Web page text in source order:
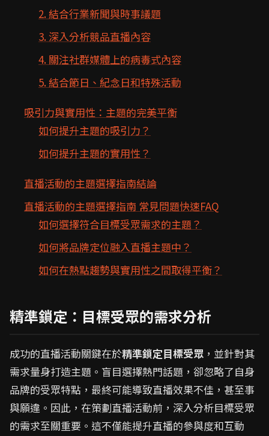
2. 結合行業新聞與時事議題
3. 深入分析競品直播內容
4. 關注社群媒體上的病毒式內容
5. 結合節日、紀念日和特殊活動
吸引力與實用性：主題的完美平衡
如何提升主題的吸引力？
如何提升主題的實用性？
直播活動的主題選擇指南結論
直播活動的主題選擇指南 常見問題快速FAQ
如何選擇符合目標受眾需求的主題？
如何將品牌定位融入直播主題中？
如何在熱點趨勢與實用性之間取得平衡？
精準鎖定：目標受眾的需求分析
成功的直播活動關鍵在於精準鎖定目標受眾 ，並針對其
需求量身打造主題。盲目選擇熱門話題，卻忽略了自身
品牌的受眾特點，最終可能導致直播效果不佳，甚至事
與願違。因此，在策劃直播活動前，深入分析目標受眾
的需求至關重要。這不僅能提升直播的參與度和互動